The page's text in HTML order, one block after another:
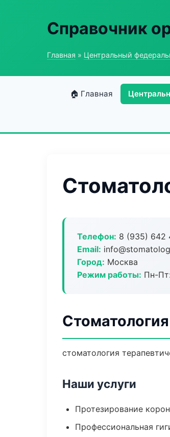
Справочник
Главная » Центральный
🏠 Главная
Телефон: 8 (935) 642
Email:
Город: Москва
Режим работы: Пн-
стоматология
Наши услуги
Протезирование
Профессиональная